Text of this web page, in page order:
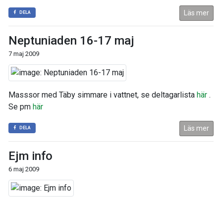
DELA Läs mer
Neptuniaden 16-17 maj
7 maj 2009
Masssor med Täby simmare i vattnet, se deltagarlista här .
Se pm här
DELA Läs mer
Ejm info
6 maj 2009